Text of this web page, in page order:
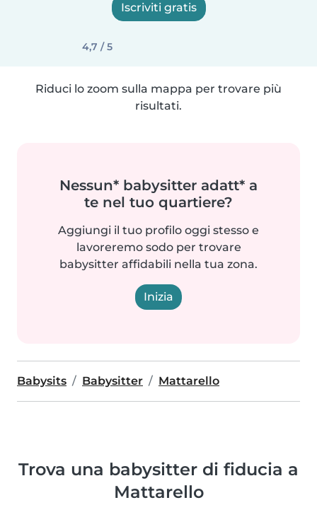
Iscriviti gratis
4,7 / 5
Riduci lo zoom sulla mappa per trovare più
risultati.
Nessun* babysitter adatt* a
te nel tuo quartiere?
Aggiungi il tuo profilo oggi stesso e
lavoreremo sodo per trovare
babysitter affidabili nella tua zona.
Inizia
Babysits Babysitter Mattarello
Trova una babysitter di fiducia a
Mattarello